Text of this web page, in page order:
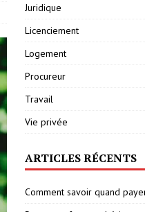
Juridique
Licenciement
Logement
Procureur
Travail
Vie privée
ARTICLES RÉCENTS
Comment savoir quand